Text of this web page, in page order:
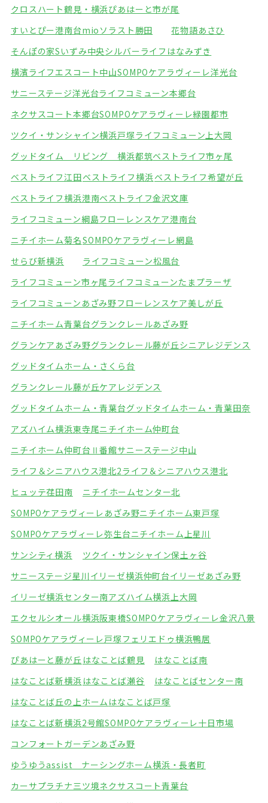
クロスハート鶴見・横浜ぴあはーと市が尾
すいとぴー港南台mio ソラスト勝田
花物語あさひ
そんぽの家Sいずみ中央シルバーライフはなみずき
横濱ライフエスコート中山SOMPOケアラヴィーレ洋光台
サニーステージ洋光台ライフコミューン本郷台
ネクサスコート本郷台SOMPOケアラヴィーレ緑園都市
ツクイ・サンシャイン横浜戸塚ライフコミューン上大岡
グッドタイム リビング 横浜都筑ベストライフ市ヶ尾
ベストライフ江田ベストライフ横浜ベストライフ希望が丘
ベストライフ横浜港南ベストライフ金沢文庫
ライフコミューン綱島フローレンスケア港南台
ニチイホーム菊名SOMPOケアラヴィーレ網島
せらび新横浜
ライフコミューン松風台
ライフコミューン市ヶ尾ライフコミューンたまプラーザ
ライフコミューンあざみ野フローレンスケア美しが丘
ニチイホーム青葉台グランクレールあざみ野
グランケアあざみ野グランクレール藤が丘シニアレジデンス
グッドタイムホーム・さくら台
グランクレール藤が丘ケアレジデンス
グッドタイムホーム・青葉台グッドタイムホーム・青葉田奈
アズハイム横浜東寺尾ニチイホーム仲町台
ニチイホーム仲町台Ⅱ番館サニーステージ中山
ライフ＆シニアハウス港北2ライフ＆シニアハウス港北
ヒュッテ荏田南
ニチイホームセンター北
SOMPOケアラヴィーレあざみ野ニチイホーム東戸塚
SOMPOケアラヴィーレ弥生台ニチイホーム上星川
サンシティ横浜
ツクイ・サンシャイン保土ヶ谷
サニーステージ星川 イリーゼ横浜仲町台イリーゼあざみ野
イリーゼ横浜センター南アズハイム横浜上大岡
エクセルシオール横浜阪東橋SOMPOケアラヴィーレ金沢八景
SOMPOケアラヴィーレ戸塚フェリエドゥ横浜鴨居
ぴあはーと藤が丘 はなことば鶴見
はなことば南
はなことば新横浜 はなことば瀬谷
はなことばセンター南
はなことば丘の上ホーム はなことば戸塚
はなことば新横浜2号館SOMPOケアラヴィーレ十日市場
コンフォートガーデンあざみ野
ゆうゆうassist ナーシングホーム横浜・長者町
カーサプラチナ三ツ境ネクサスコート青葉台